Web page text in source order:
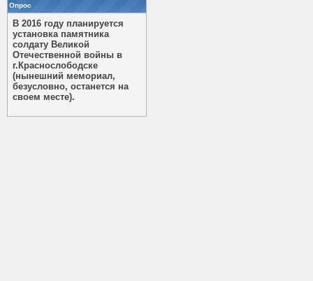
Опрос
В 2016 году планируется
установка памятника
солдату Великой
Отечественной войны в
г.Краснослободске
(нынешний мемориал,
безусловно, останется на
своем месте).